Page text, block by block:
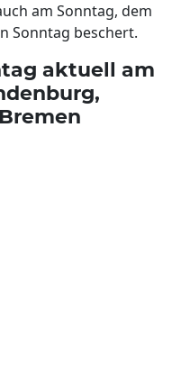
am Sonntag, dem
Sonntag beschert.
aktuell am